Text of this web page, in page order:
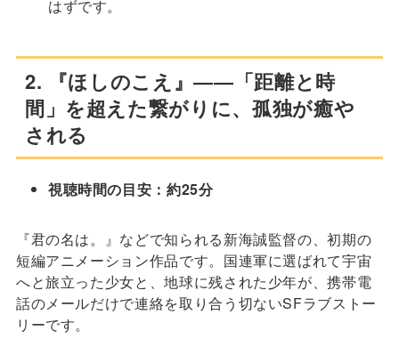
はずです。
2. 『ほしのこえ』――「距離と時
間」を超えた繋がりに、孤独が癒や
される
視聴時間の目安：約25分
『君の名は。』などで知られる新海誠監督の、初期の
短編アニメーション作品です。国連軍に選ばれて宇宙
へと旅立った少女と、地球に残された少年が、携帯電
話のメールだけで連絡を取り合う切ないSFラブストー
リーです。